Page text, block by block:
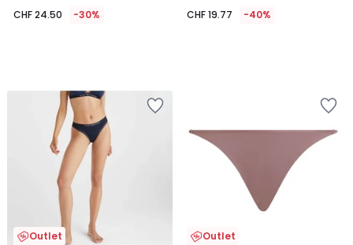
CHF 24.50 -30% CHF 19.77 -40%
Outlet Outlet